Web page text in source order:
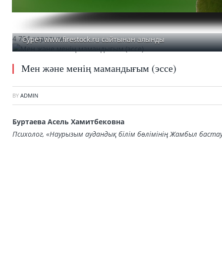
4 704 қаралым
Сурет www.firestock.ru сайтынан алынды
Мен және менің мамандығым (эссе)
BY ADMIN
Буртаева Асель Хамитбековна
Психолог, «Наурызым аудандық білім бөлімінің Жамбыл